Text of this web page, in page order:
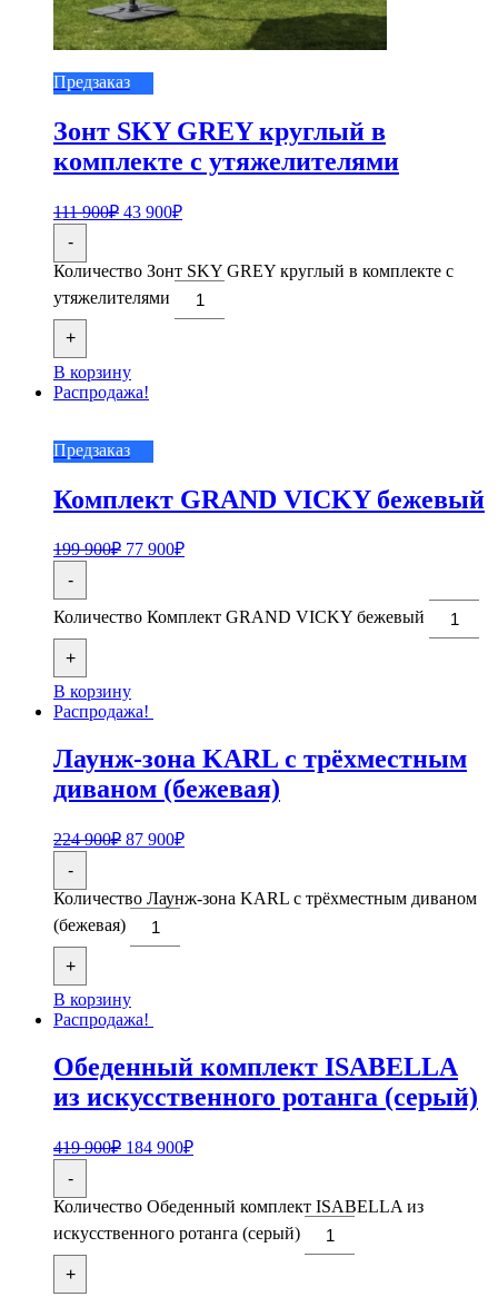
Предзаказ
Зонт SKY GREY круглый в
комплекте с утяжелителями
111 900₽ 43 900₽
-
Количество Зонт SKY GREY круглый в комплекте с
утяжелителями
+
В корзину
Распродажа!
Предзаказ
Комплект GRAND VICKY бежевый
199 900₽ 77 900₽
-
Количество Комплект GRAND VICKY бежевый
+
В корзину
Распродажа!
Лаунж-зона KARL с трёхместным
диваном (бежевая)
224 900₽ 87 900₽
-
Количество Лаунж-зона KARL с трёхместным диваном
(бежевая)
+
В корзину
Распродажа!
Обеденный комплект ISABELLA
из искусственного ротанга (серый)
419 900₽ 184 900₽
-
Количество Обеденный комплект ISABELLA из
искусственного ротанга (серый)
+